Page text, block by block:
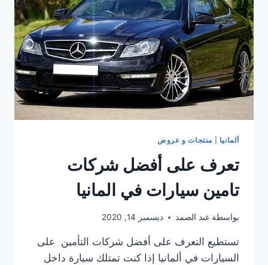
ألمانيا منتجات و عروض
تعرف على أفضل شركات
تامين سيارات في المانيا
بواسطة عبد الصمد ديسمبر 14, 2020
تستطيع التعرف على أفضل شركات التأمين على
السيارات في ألمانيا إذا كنت تمتلك سيارة داخل